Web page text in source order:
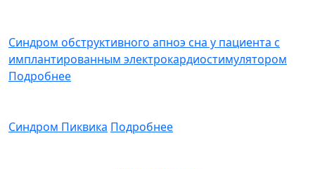
Синдром обструктивного апноэ сна у пациента с
имплантированным электрокардиостимулятором
Подробнее
Синдром Пиквика Подробнее